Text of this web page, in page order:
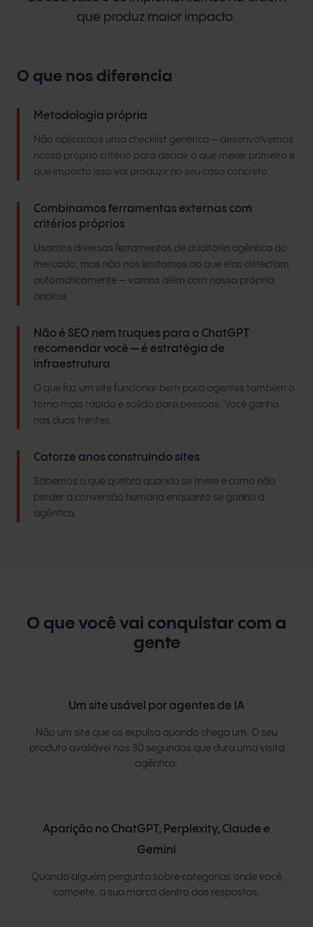
que produz maior impacto.
O que nos diferencia
Metodologia própria
Não aplicamos uma checklist genérica — desenvolvemos
nosso próprio critério para decidir o que mexer primeiro e
que impacto isso vai produzir no seu caso concreto.
Combinamos ferramentas externas com
critérios próprios
Usamos diversas ferramentas de auditoria agêntica do
mercado, mas não nos limitamos ao que elas detectam
automaticamente — vamos além com nossa própria
análise.
Não é SEO nem truques para o ChatGPT
recomendar você — é estratégia de
infraestrutura
O que faz um site funcionar bem para agentes também o
torna mais rápido e sólido para pessoas. Você ganha
nas duas frentes.
Catorze anos construindo sites
Sabemos o que quebra quando se mexe e como não
perder a conversão humana enquanto se ganha a
agêntica.
O que você vai conquistar com a
gente
Um site usável por agentes de IA
Não um site que os expulsa quando chega um. O seu
produto avaliável nos 30 segundos que dura uma visita
agêntica.
Aparição no ChatGPT, Perplexity, Claude e
Gemini
Quando alguém pergunta sobre categorias onde você
compete, a sua marca dentro das respostas.